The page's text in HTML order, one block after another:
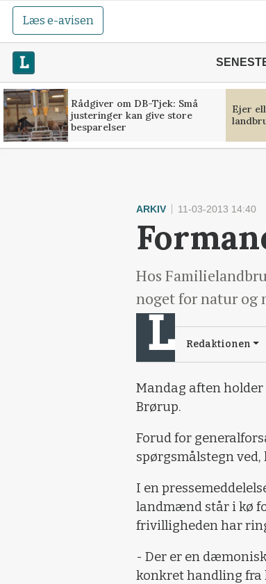
Læs e-avisen
Rådgiver om DB-Tjek: Små
justeringer kan give store
besparelser
Ejer
ARKIV 11-03-2013 14:40
Hos
noget for natur og
Redaktionen
Mandag aften
Brørup.
Forud for
spørgsmålstegn
I en
landmænd står i kø
frivilligheden har
- Der er en
konkret handling fra